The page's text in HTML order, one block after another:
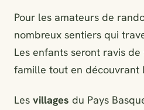
Pour les amateurs de
nombreux sentiers qui
Les enfants seront ravis
famille tout en découvrant
Les villages du Pays